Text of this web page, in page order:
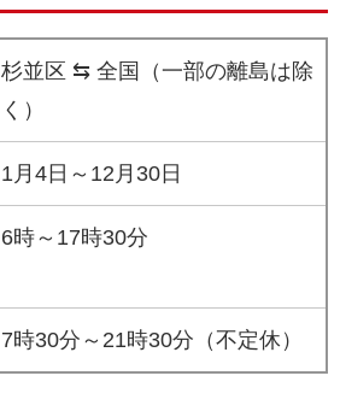
杉並区 ⇆ 全国（一部の離島は除
く）
1月4日～12月30日
6時～17時30分
7時30分～21時30分（不定休）